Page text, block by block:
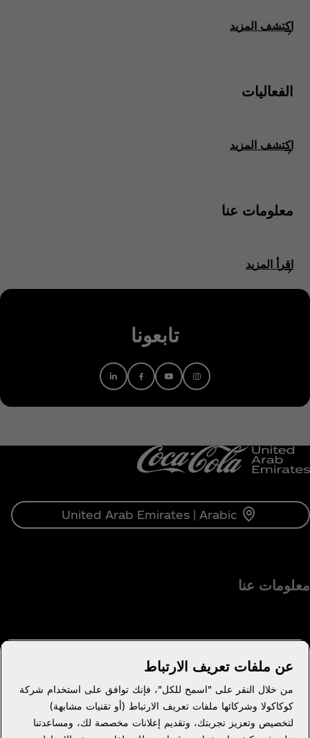
اكتشف المزيد
الفعاليات
اكتشف المزيد
معلومات عنا
اقرأ المزيد
تابعونا
Instagram
Youtube
Facebook
Linkedin
United Arab Emirates | Arabic
معلومات عنا
هل تحتاج إلى مساعدة؟
عن ملفات تعريف الارتباط
من خلال النقر على "اسمح للكل"، فإنك توافق على استخدام شركة
كوكاكولا وشركائها ملفات تعريف الارتباط (أو تقنيات مشابهة)
لتخصيص وتعزيز تجربتك، وتقديم إعلانات مخصصة لك، ومساعدتنا